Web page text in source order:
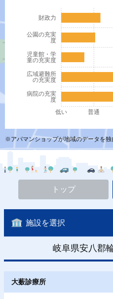
病院の充実
度
広域避難所
の充実度
児童館・学
童の充実度
公園の充実
度
財政力
低い 普通
※アパマンショップが地域のデータを独
トップ
施設を選択
岐阜県安八郡
大薮診療所